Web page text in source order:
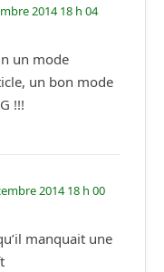
2014 18 h 04
un mode
un bon mode
!!!
2014 18 h 00
manquait une